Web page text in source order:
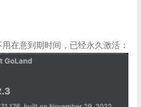
在意到期时间，已经永久激活：